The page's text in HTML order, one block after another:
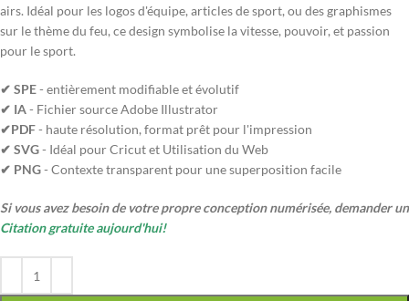
airs. Idéal pour les logos d'équipe, articles de sport, ou des graphismes
sur le thème du feu, ce design symbolise la vitesse, pouvoir, et passion
pour le sport.
✔ SPE- entièrement modifiable et évolutif
✔ IA- Fichier source Adobe Illustrator
✔PDF- haute résolution, format prêt pour l'impression
✔ SVG- Idéal pour Cricut et Utilisation du Web
✔ PNG- Contexte transparent pour une superposition facile
Si vous avez besoin de votre propre conception numérisée, demander un
Citation gratuite aujourd'hui!